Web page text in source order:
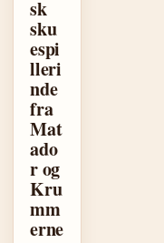
sk
sku
espi
lleri
nde
fra
Mat
ado
r og
Kru
mm
erne